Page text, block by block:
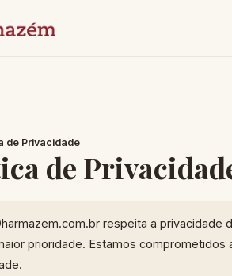
de Privacidade
de
respeita a
prioridade. Estamos